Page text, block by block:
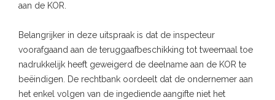
aan de KOR.
Belangrijker in deze uitspraak is dat de inspecteur
voorafgaand aan de teruggaafbeschikking tot tweemaal toe
nadrukkelijk heeft geweigerd de deelname aan de KOR te
beëindigen. De rechtbank oordeelt dat de ondernemer aan
het enkel volgen van de ingediende aangifte niet het